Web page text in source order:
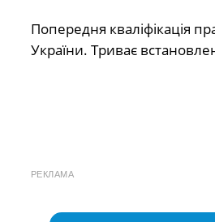
Попередня кваліфікація
України. Триває
РЕКЛАМА